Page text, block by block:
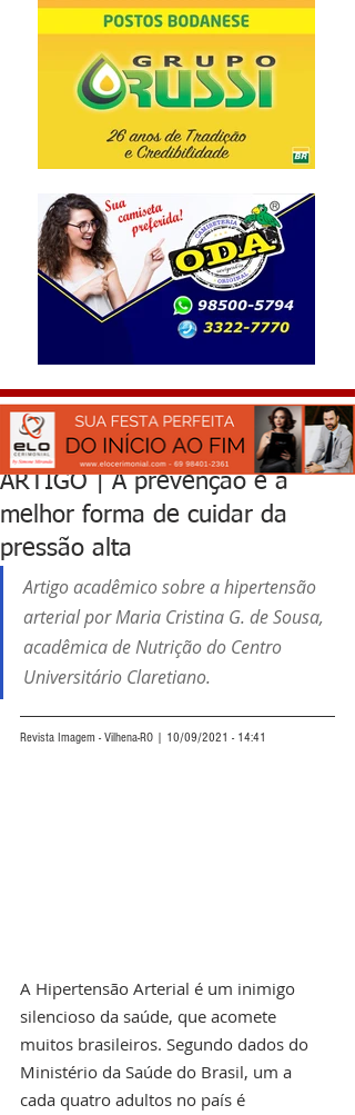
ARTIGO | A prevenção é a
melhor forma de cuidar da
pressão alta
Artigo acadêmico sobre a hipertensão
arterial por Maria Cristina G. de Sousa,
acadêmica de Nutrição do Centro
Universitário Claretiano.
Revista Imagem - Vilhena-RO | 10/09/2021 - 14:41
A Hipertensão Arterial é um inimigo
silencioso da saúde, que acomete
muitos brasileiros. Segundo dados do
Ministério da Saúde do Brasil, um a
cada quatro adultos no país é